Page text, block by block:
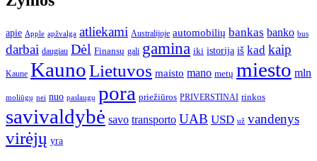
apie Apple apžvalga atliekami Australijoje automobilių bankas banko bus
darbai daugiau Dėl Finansų gali gamina iki istorija iš kad kaip
Kaune KaunoLietuvos maisto mano metų miesto mln
moliūgų nei nuo paslaugų pora priežiūros PRIVERSTINAI rinkos
savivaldybė savo transporto UAB USD už vandenys
virėjų yra